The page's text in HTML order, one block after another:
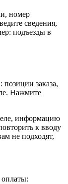
номер
сведения,
подъезды в
заказа,
Нажмите
информацию
к вводу
не подходят,